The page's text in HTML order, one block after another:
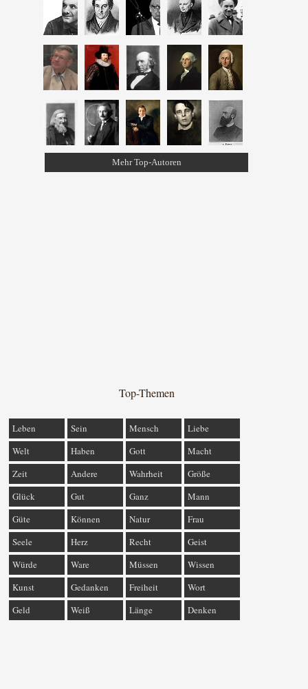
Mehr Top-Autoren
Top-Themen
Leben Sein Mensch
Liebe
Welt
Haben Gott
Macht
Zeit
Andere Wahrheit
Größe
Glück
Gut Ganz
Mann
Güte
Können Natur
Frau
Seele
Herz Recht
Geist
Würde
Ware Müssen
Wissen
Kunst
Gedanken Freiheit
Wort
Geld
Weiß Länge Denken